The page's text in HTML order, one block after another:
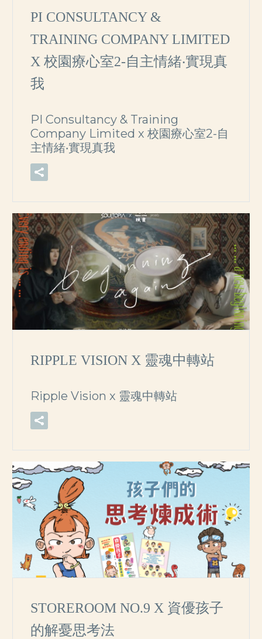
PI CONSULTANCY &
TRAINING COMPANY LIMITED
X 校園療心室2-自主情緒‧實現真
我
PI Consultancy & Training
Company Limited x 校園療心室2-自
主情緒‧實現真我
RIPPLE VISION X 靈魂中轉站
Ripple Vision x 靈魂中轉站
STOREROOM NO.9 X 資優孩子
的解憂思考法